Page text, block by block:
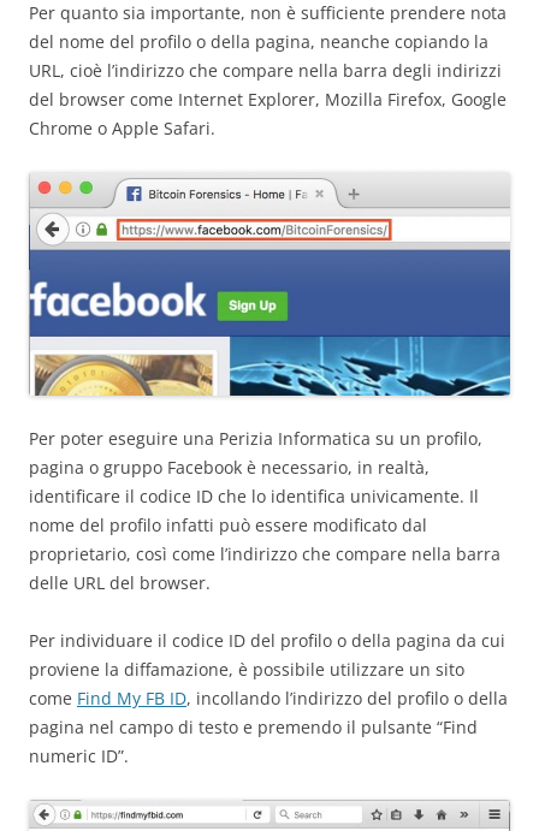
Per quanto sia importante, non è sufficiente prendere nota
del nome del profilo o della pagina, neanche copiando la
URL, cioè l’indirizzo che compare nella barra degli indirizzi
del browser come Internet Explorer, Mozilla Firefox, Google
Chrome o Apple Safari.
Per poter eseguire una Perizia Informatica su un profilo,
pagina o gruppo Facebook è necessario, in realtà,
identificare il codice ID che lo identifica univicamente. Il
nome del profilo infatti può essere modificato dal
proprietario, così come l’indirizzo che compare nella barra
delle URL del browser.
Per individuare il codice ID del profilo o della pagina da cui
proviene la diffamazione, è possibile utilizzare un sito
come Find My FB ID, incollando l’indirizzo del profilo o della
pagina nel campo di testo e premendo il pulsante “Find
numeric ID”.